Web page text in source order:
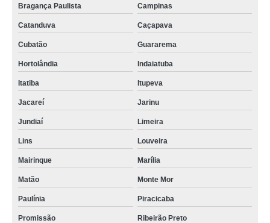
inspeção e follow up de qualidade Guarulhos
cotação de inspeção e controle de qualidade Campo Magro
preço de inspeção e assistência de qualidade Campina Grande do Sul
inspeção da qualidade valores Poços de Caldas
inspeções e controle de qualidade Itapecerica da Serra
inspeção engenheiro de qualidade Taboão da Serra
preço de inspeção engenheiro de qualidade Tijucas do Sul
preço de inspeção qualidade Sertãozinho
Bragança Paulista Campinas
Catanduva Caçapava
Cubatão Guararema
Hortolândia Indaiatuba
Itatiba Itupeva
Jacareí Jarinu
Jundiaí Limeira
Lins Louveira
Mairinque Marília
Matão Monte Mor
Paulínia Piracicaba
Promissão Ribeirão Preto